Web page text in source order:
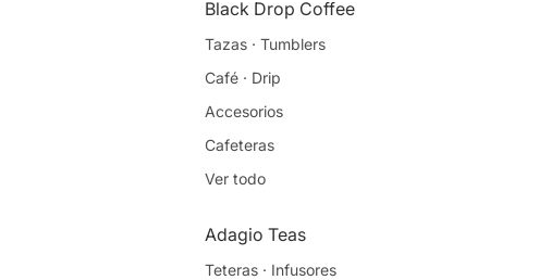
Sleepy Monday
Libretas · Pads
Black Drop Coffee
Tazas · Tumblers
Café · Drip
Accesorios
Cafeteras
Ver todo
Adagio Teas
Teteras · Infusores